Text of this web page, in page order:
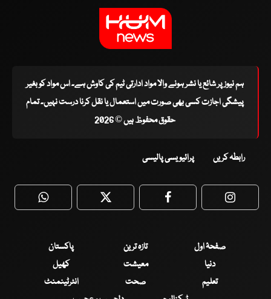
ہم نیوز پر شائع یا نشر ہونے والا مواد ادارتی ٹیم کی کاوش ہے۔ اس مواد کو بغیر
پیشگی اجازت کسی بھی صورت میں استعمال یا نقل کرنا درست نہیں۔ تمام
حقوق محفوظ ہیں © 2026
رابطہ کریں پرائیویسی پالیسی
WhatsApp Twitter Facebook
صفحۂ اول تازہ ترین
پاکستان
دنیا
معیشت
کھیل
تعلیم
صحت
انٹرٹینمنٹ